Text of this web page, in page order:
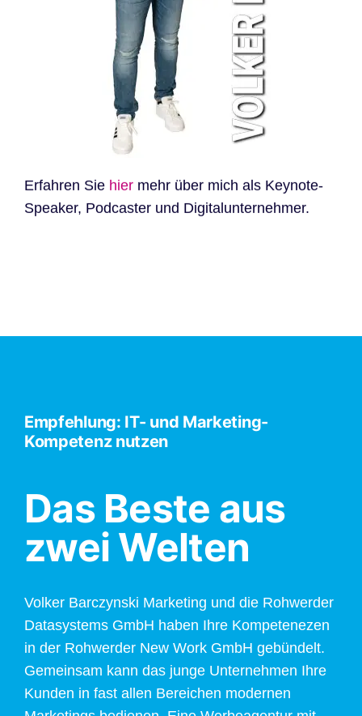
Erfahren Sie hiermehr über mich als Keynote-
Speaker, Podcaster und Digitalunternehmer.
Empfehlung: IT- und Marketing-
Kompetenz nutzen
Das Beste aus
zwei Welten
Volker Barczynski Marketing und die Rohwerder
Datasystems GmbH haben Ihre Kompetenezen
in der Rohwerder New Work GmbH gebündelt.
Gemeinsam kann das junge Unternehmen Ihre
Kunden in fast allen Bereichen modernen